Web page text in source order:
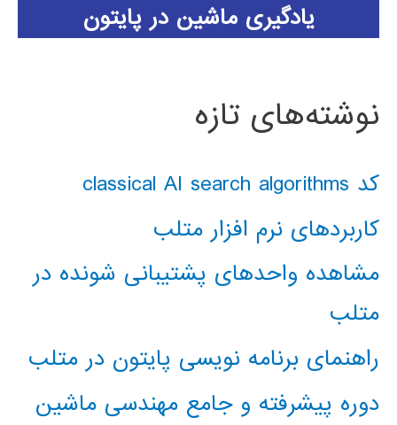
یادگیری ماشین در پایتون
نوشته‌های تازه
کد classical AI search algorithms
کاربردهای نرم افزار متلب
مشاهده واحدهای پشتیبانی شونده در
متلب
راهنمای برنامه نویسی پایتون در متلب
دوره پیشرفته و جامع مهندسی ماشین